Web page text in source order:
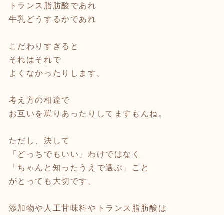
トランス脂肪酸であれ
牛乳どうするかであれ
こだわりすぎると
それはそれで
よくなかったりします。
考え方の相違で
お互いを罵りあったりしてますもんね。
ただし、決して
「どっちでもいい」わけではなく
「ちゃんと知ったうえで選ぶ」こと
がとっても大切です。
添加物や人工甘味料やトランス脂肪酸は